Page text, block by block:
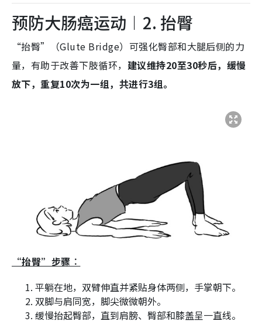
预防大肠癌运动︱2. 抬臀
“抬臀”（Glute Bridge）可强化臀部和大腿后侧的力
量，有助于改善下肢循环， 建议维持20至30秒后，缓慢
放下，重复10次为一组，共进行3组。
“抬臀”步骤︰
平躺在地，双臂伸直并紧贴身体两侧，手掌朝下。
双脚与肩同宽，脚尖微微朝外。
缓慢抬起臀部，直到肩膀、臀部和膝盖呈一直线。